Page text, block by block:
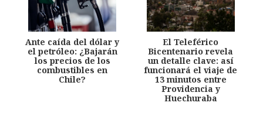
Ante caída del dólar y
el petróleo: ¿Bajarán
los precios de los
combustibles en
Chile?
El Teleférico
Bicentenario revela
un detalle clave: así
funcionará el viaje de
13 minutos entre
Providencia y
Huechuraba